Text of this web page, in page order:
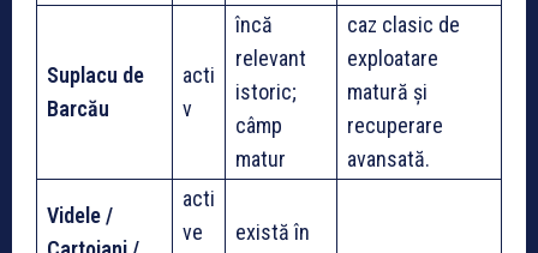
Suplacu de
Barcău
acti
v
încă
relevant
istoric;
câmp
matur
caz clasic de
exploatare
matură și
recuperare
avansată.
Videle /
acti
ve
există în